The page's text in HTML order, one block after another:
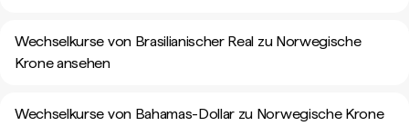
Wechselkurse von Brasilianischer Real zu Norwegische
Krone ansehen
Wechselkurse von Bahamas-Dollar zu Norwegische Krone